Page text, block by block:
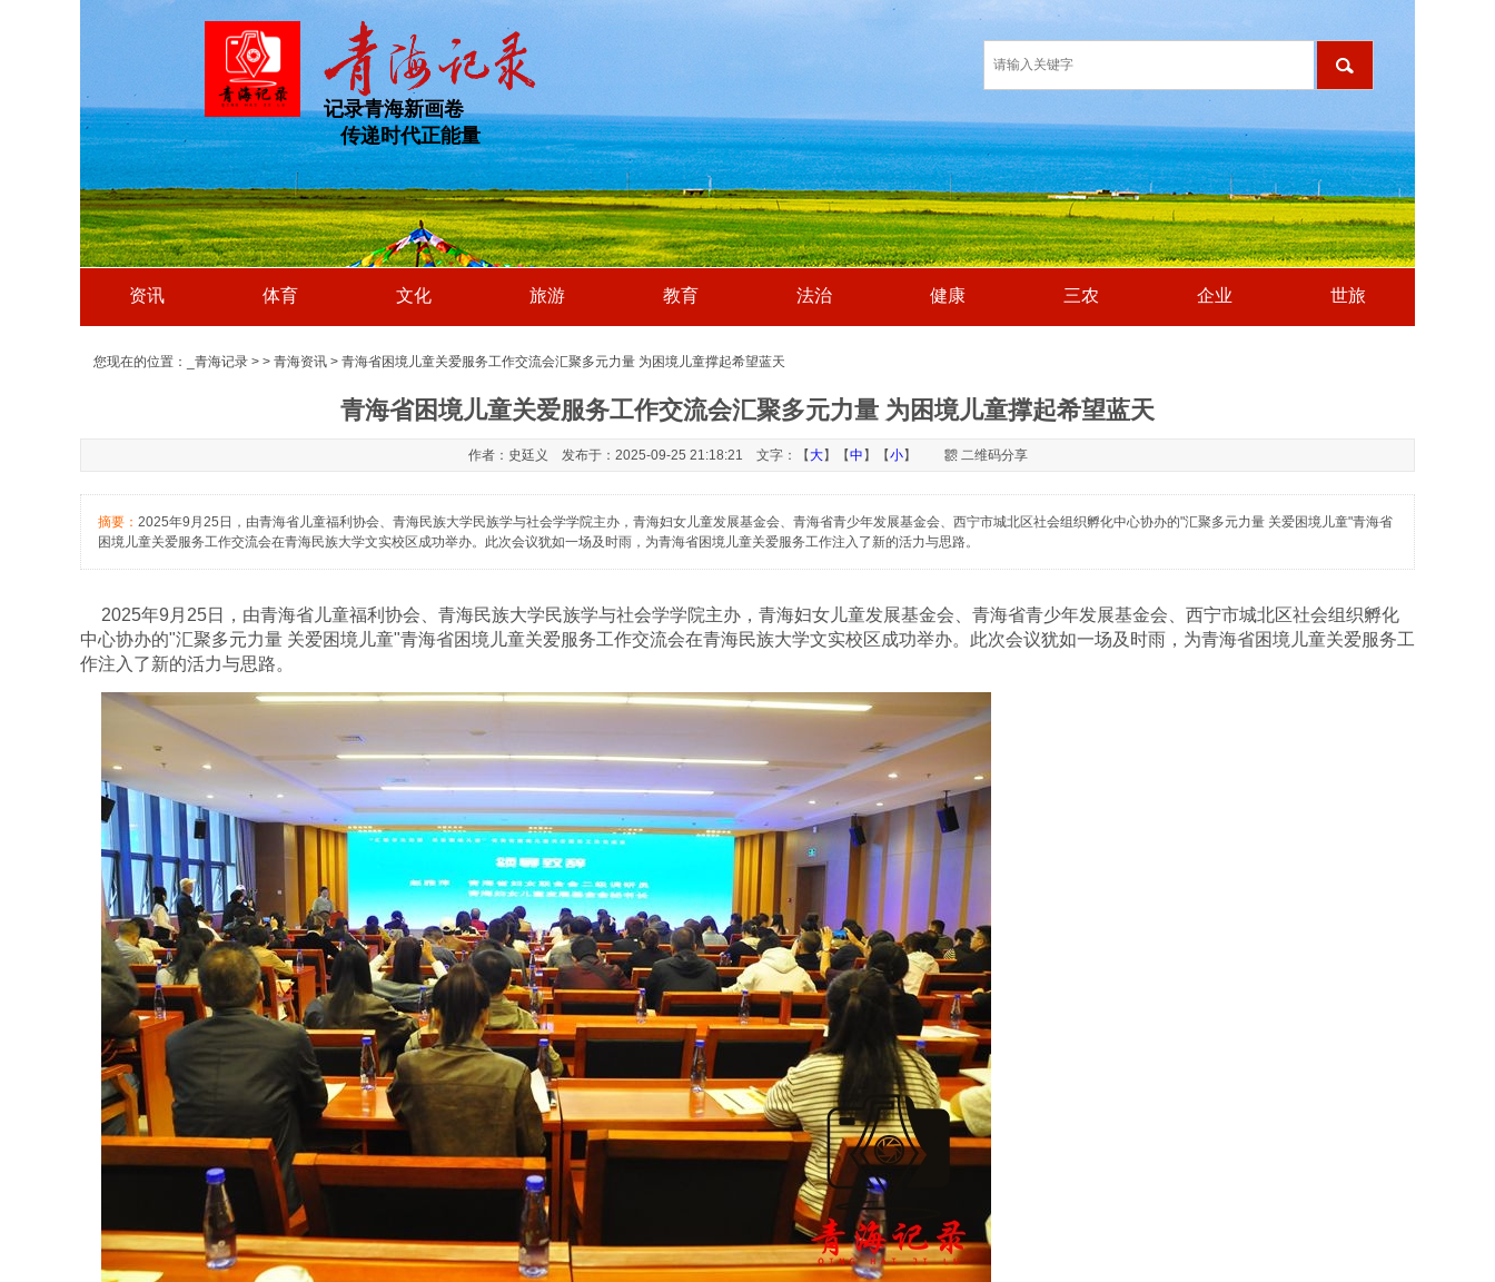
资讯 体育 文化 旅游 教育 法治 健康 三农 企业 世旅
记录青海新画卷
传递时代正能量
青海省困境儿童关爱服务工作交流会汇聚多元力量 为困境儿童撑起希望蓝天
作者：史廷义 发布于：2025-09-25 21:18:21 文字：【大】【中 】【小】 二维码分享
摘要： 2025年9月25日，由青海省儿童福利协会、青海民族大学民族学与社会学学院主办，青海妇女儿童发展基金会、青海省青少年发展基金会、西宁市城北区社会组织孵化中心协办的"汇聚多元力量 关爱困境儿童"青海省
困境儿童关爱服务工作交流会在青海民族大学文实校区成功举办。此次会议犹如一场及时雨，为青海省困境儿童关爱服务工作注入了新的活力与思路。
2025年9 月 25日，由青海省儿童福利协会、青海民族大学民族学与社会学学院主办，青海妇女儿童发展基金会、青海省青少年发展基金会、西宁市城北区社会组织孵化
中心协办的"汇聚多元力量 关爱困境儿童"青海省困境儿童关爱服务工作交流会在青海民族大学文实校区成功举办。此次会议犹如一场及时雨，为青海省困境儿童关爱服务工
作注入了新的活力与思路。
您现在的位置： _青海记录 > > 青海资讯 > 青海省困境儿童关爱服务工作交流会汇聚多元力量 为困境儿童撑起希望蓝天